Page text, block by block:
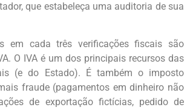
que estabeleça uma auditoria de sua
em cada três verificações fiscais são
O IVA é um dos principais recursos das
(e do Estado). É também o imposto
fraude (pagamentos em dinheiro não
de exportação fictícias, pedido de